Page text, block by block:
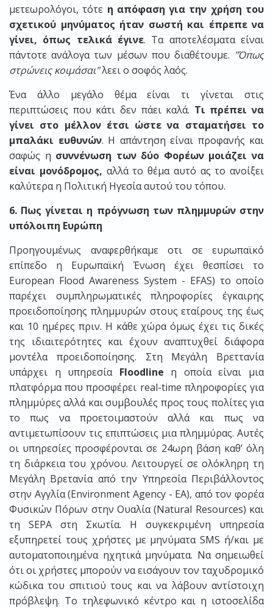
μετεωρολόγοι, τότε η απόφαση για την χρήση του
σχετικού μηνύματος ήταν σωστή και έπρεπε να
γίνει, όπως τελικά έγινε. Τα αποτελέσματα είναι
πάντοτε ανάλογα των μέσων που διαθέτουμε. "Όπως
στρώνεις κοιμάσαι"λεει ο σοφός λαός.
Ένα άλλο μεγάλο θέμα είναι τι γίνεται στις
περιπτώσεις που κάτι δεν πάει καλά. Τι πρέπει να
γίνει στο μέλλον έτσι ώστε να σταματήσει το
μπαλάκι ευθυνών. Η απάντηση είναι προφανής και
σαφώς η συννένωση των δύο Φορέων μοιάζει να
είναι μονόδρομος, αλλά το θέμα αυτό ας το ανοίξει
καλύτερα η Πολιτική Ηγεσία αυτού του τόπου.
6. Πως γίνεται η πρόγνωση των πλημμυρών στην
υπόλοιπη Ευρώπη
Προηγουμένως αναφερθήκαμε οτι σε ευρωπαϊκό
επίπεδο η Ευρωπαϊκή Ένωση έχει θεσπίσει το
European Flood Awareness System - EFAS) το οποίο
παρέχει συμπληρωματικές πληροφορίες έγκαιρης
προειδοποίησης πλημμυρών στους εταίρους της έως
και 10 ημέρες πριν. Η κάθε χώρα όμως έχει τις δικές
της ιδιαιτερότητες και έχουν αναπτυχθεί διάφορα
μοντέλα προειδοποίησης. Στη Μεγάλη Βρεττανία
υπάρχει η υπηρεσία Floodline η οποία είναι μια
πλατφόρμα που προσφέρει real-time πληροφορίες για
πλημμύρες αλλά και συμβουλές προς τους πολίτες για
το πως να προετοιμαστούν αλλά και πως να
αντιμετωπίσουν τις επιπτώσεις μια πλημμύρας. Αυτές
οι υπηρεσίες προσφέρονται σε 24ωρη βάση καθ’ όλη
τη διάρκεια του χρόνου. Λειτουργεί σε ολόκληρη τη
Μεγάλη Βρετανία από την Υπηρεσία Περιβάλλοντος
στην Αγγλία (Environment Agency - EA), από τον φορέα
Φυσικών Πόρων στην Ουαλία (Natural Resources) και
τη SEPA στη Σκωτία. Η συγκεκριμένη υπηρεσία
εξυπηρετεί τους χρήστες με μηνύματα SMS ή/και με
αυτοματοποιημένα ηχητικά μηνύματα. Να σημειωθεί
ότι οι χρήστες μπορούν να εισάγουν τον ταχυδρομικό
κώδικα του σπιτιού τους και να λάβουν αντίστοιχη
πρόβλεψη. Το τηλεφωνικό κέντρο και η ιστοσελίδα